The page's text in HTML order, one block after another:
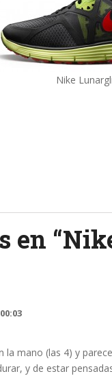
Nike
en “
la mano (las 4) y
y de estar